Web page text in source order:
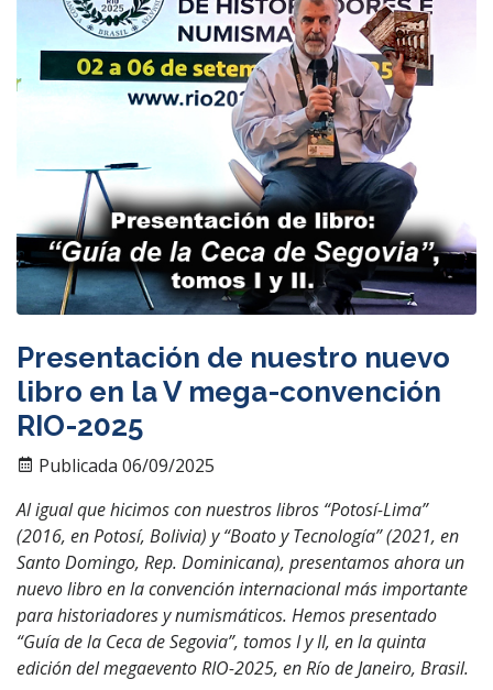
Presentación de nuestro nuevo
libro en la V mega-convención
RIO-2025
Publicada 06/09/2025
Al igual que hicimos con nuestros libros “Potosí-Lima”
(2016, en Potosí, Bolivia) y “Boato y Tecnología” (2021, en
Santo Domingo, Rep. Dominicana), presentamos ahora un
nuevo libro en la convención internacional más importante
para historiadores y numismáticos. Hemos presentado
“Guía de la Ceca de Segovia”, tomos I y II, en la quinta
edición del megaevento RIO-2025, en Río de Janeiro, Brasil.